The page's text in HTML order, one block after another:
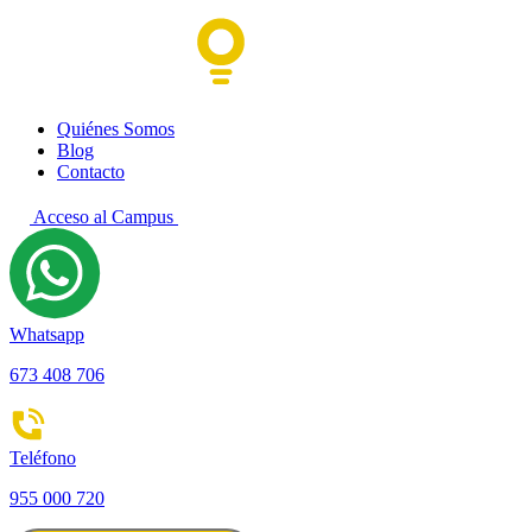
Quiénes Somos
Blog
Contacto
Acceso al Campus
Whatsapp
673 408 706
Teléfono
955 000 720